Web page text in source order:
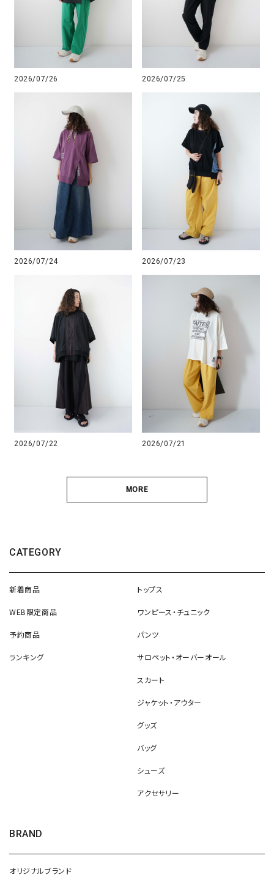
2026/07/26 2026/07/25
2026/07/24 2026/07/23
2026/07/22 2026/07/21
MORE
CATEGORY
新着商品
WEB限定商品
予約商品
ランキング
トップス
ワンピース・チュニック
パンツ
サロペット・オーバーオール
スカート
ジャケット・アウター
グッズ
バッグ
シューズ
アクセサリー
BRAND
オリジナルブランド